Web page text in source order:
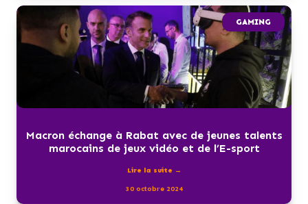
GAMING
Macron échange à Rabat avec de jeunes talents
marocains de jeux vidéo et de l’E-sport
Lire la suite →
30 octobre 2024